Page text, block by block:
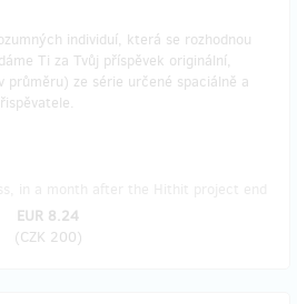
individuí, která se rozhodnou
Ti za Tvůj příspěvek originální,
průměru) ze série určené spaciálně a
EUR 8.24
(CZK 200)